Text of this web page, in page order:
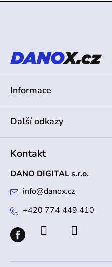
t
Informace
Další odkazy
Kontakt
DANO DIGITAL s.r.o.
info@danox.cz
+420 774 449 410